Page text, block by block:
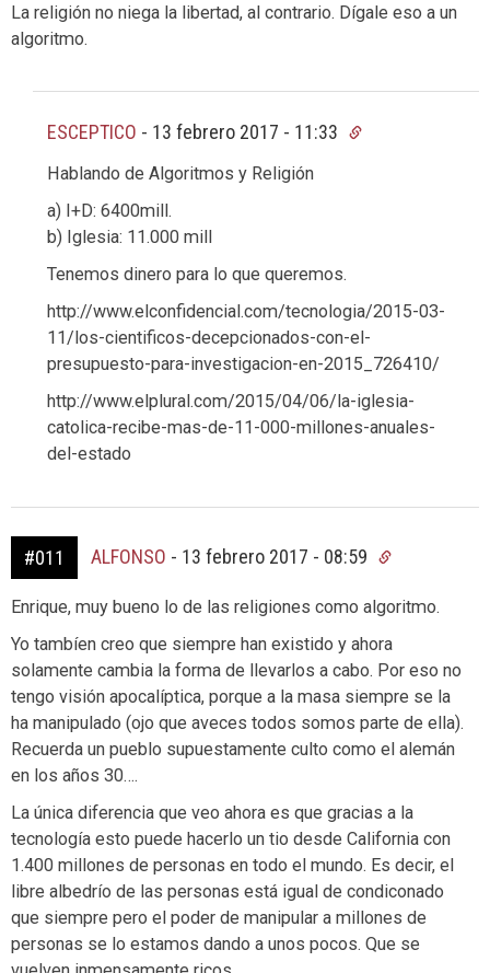
La religión no niega la libertad, al contrario. Dígale eso a un
algoritmo.
ESCEPTICO - 13 febrero 2017 - 11:33
Hablando de Algoritmos y Religión
a) I+D: 6400mill.
b) Iglesia: 11.000 mill
Tenemos dinero para lo que queremos.
http://www.elconfidencial.com/tecnologia/2015-03-
11/los-cientificos-decepcionados-con-el-
presupuesto-para-investigacion-en-2015_726410/
http://www.elplural.com/2015/04/06/la-iglesia-
catolica-recibe-mas-de-11-000-millones-anuales-
del-estado
#011 ALFONSO - 13 febrero 2017 - 08:59
Enrique, muy bueno lo de las religiones como algoritmo.
Yo tambíen creo que siempre han existido y ahora
solamente cambia la forma de llevarlos a cabo. Por eso no
tengo visión apocalíptica, porque a la masa siempre se la
ha manipulado (ojo que aveces todos somos parte de ella).
Recuerda un pueblo supuestamente culto como el alemán
en los años 30….
La única diferencia que veo ahora es que gracias a la
tecnología esto puede hacerlo un tio desde California con
1.400 millones de personas en todo el mundo. Es decir, el
libre albedrío de las personas está igual de condiconado
que siempre pero el poder de manipular a millones de
personas se lo estamos dando a unos pocos. Que se